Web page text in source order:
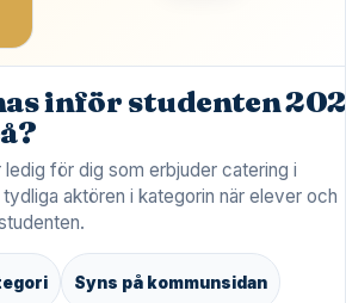
inför studenten
ledig för dig som erbjuder catering i
aktören i kategorin när elever och
Syns på kommunsidan